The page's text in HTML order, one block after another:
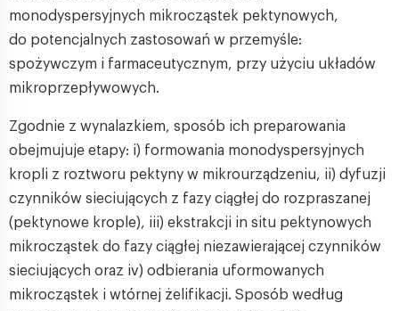
monodyspersyjnych mikrocząstek pektynowych,
do potencjalnych zastosowań w przemyśle:
spożywczym i farmaceutycznym, przy użyciu układów
mikroprzepływowych.
Zgodnie z wynalazkiem, sposób ich preparowania
obejmujuje etapy: i) formowania monodyspersyjnych
kropli z roztworu pektyny w mikrourządzeniu, ii) dyfuzji
czynników sieciujących z fazy ciągłej do rozpraszanej
(pektynowe krople), iii) ekstrakcji in situ pektynowych
mikrocząstek do fazy ciągłej niezawierającej czynników
sieciujących oraz iv) odbierania uformowanych
mikrocząstek i wtórnej żelifikacji. Sposób według